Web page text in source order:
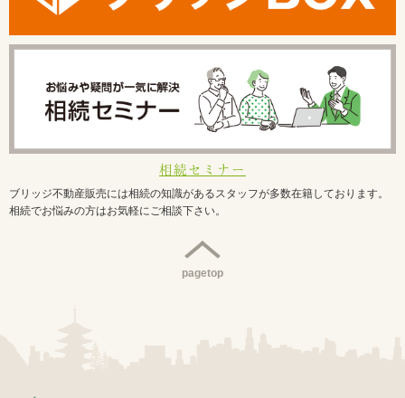
相続セミナー
ブリッジ不動産販売には相続の知識があるスタッフが多数在籍しております。
相続でお悩みの方はお気軽にご相談下さい。
pagetop